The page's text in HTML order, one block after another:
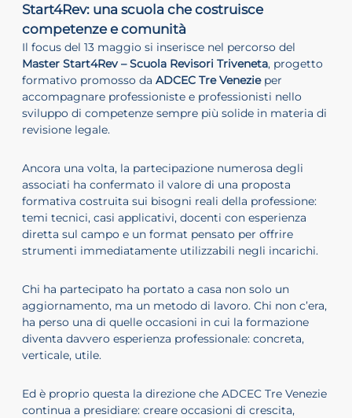
Start4Rev: una scuola che costruisce
competenze e comunità
Il focus del 13 maggio si inserisce nel percorso del
Master Start4Rev – Scuola Revisori Triveneta, progetto
formativo promosso da ADCEC Tre Venezieper
accompagnare professioniste e professionisti nello
sviluppo di competenze sempre più solide in materia di
revisione legale.
Ancora una volta, la partecipazione numerosa degli
associati ha confermato il valore di una proposta
formativa costruita sui bisogni reali della professione:
temi tecnici, casi applicativi, docenti con esperienza
diretta sul campo e un format pensato per offrire
strumenti immediatamente utilizzabili negli incarichi.
Chi ha partecipato ha portato a casa non solo un
aggiornamento, ma un metodo di lavoro. Chi non c’era,
ha perso una di quelle occasioni in cui la formazione
diventa davvero esperienza professionale: concreta,
verticale, utile.
Ed è proprio questa la direzione che ADCEC Tre Venezie
continua a presidiare: creare occasioni di crescita,